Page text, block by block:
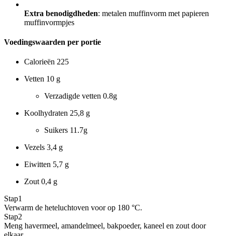
Extra benodigdheden: metalen muffinvorm met papieren
muffinvormpjes
Voedingswaarden per portie
Calorieën 225
Vetten 10 g
Verzadigde vetten 0.8g
Koolhydraten 25,8 g
Suikers 11.7g
Vezels 3,4 g
Eiwitten 5,7 g
Zout 0,4 g
Stap1
Verwarm de heteluchtoven voor op 180 °C.
Stap2
Meng havermeel, amandelmeel, bakpoeder, kaneel en zout door